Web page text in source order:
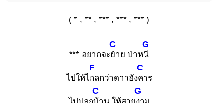
( * , ** , *** , *** , *** )
*** อยากจะ
C
ย้าย ป่าห
G
นี
ไปให้ไ
F
กลกว่าดาวอัง
C
คาร
C G